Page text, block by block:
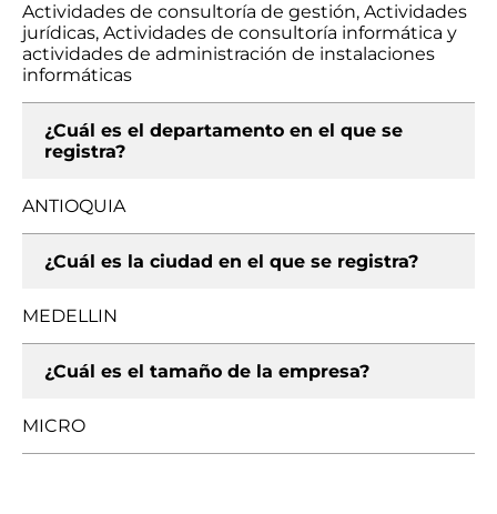
Actividades de consultoría de gestión, Actividades
jurídicas, Actividades de consultoría informática y
actividades de administración de instalaciones
informáticas
¿Cuál es el departamento en el que se
registra?
ANTIOQUIA
¿Cuál es la ciudad en el que se registra?
MEDELLIN
¿Cuál es el tamaño de la empresa?
MICRO